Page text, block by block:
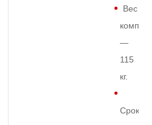
Вес
—
115
кг.
Срок